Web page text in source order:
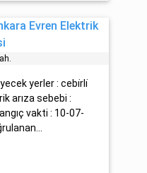
Evren Elektrik
yerler : cebi̇rli̇
arıza sebebi :
vakti : 10-07-